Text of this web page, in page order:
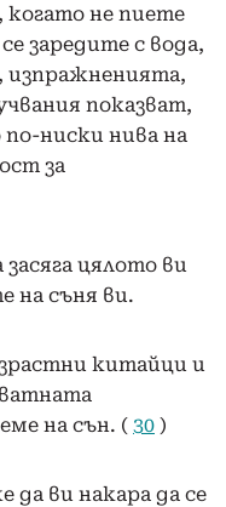
не пиете
заредите с вода,
изпражненията,
показват,
ниски нива на
за
цялото ви
на съня ви.
китайци и
на сън. ( 30 )
ви накара да се